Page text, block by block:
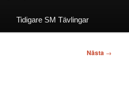
Tidigare SM Tävlingar
Nästa →